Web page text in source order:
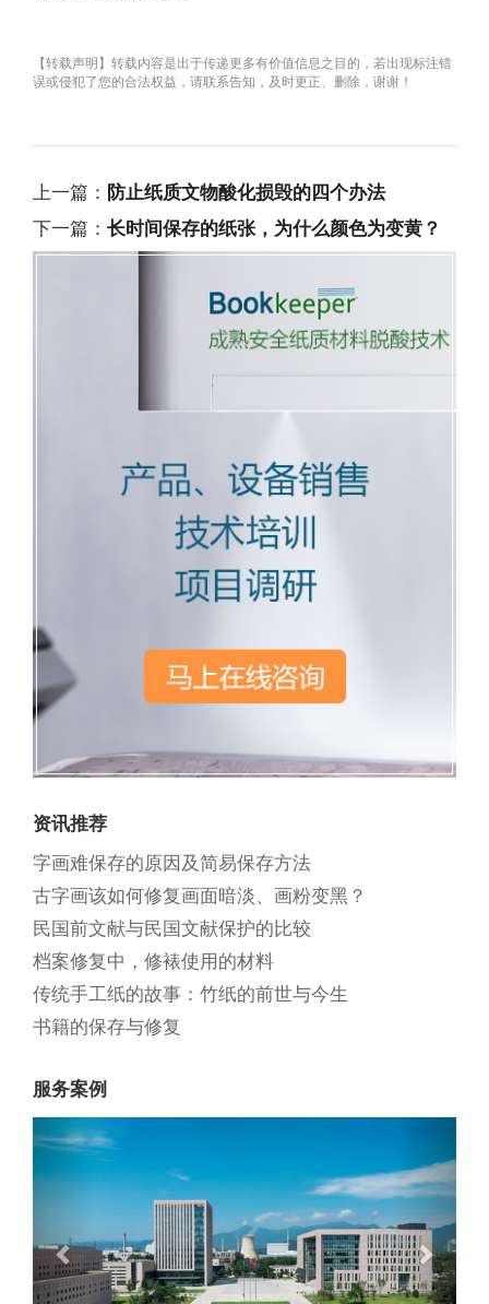
【转载声明】转载内容是出于传递更多有价值信息之目的，若出现标注错
误或侵犯了您的合法权益，请联系告知，及时更正、删除，谢谢！
上一篇： 防止纸质文物酸化损毁的四个办法
下一篇： 长时间保存的纸张，为什么颜色为变黄？
资讯推荐
字画难保存的原因及简易保存方法
古字画该如何修复画面暗淡、画粉变黑？
民国前文献与民国文献保护的比较
档案修复中，修裱使用的材料
传统手工纸的故事：竹纸的前世与今生
书籍的保存与修复
服务案例
Previous